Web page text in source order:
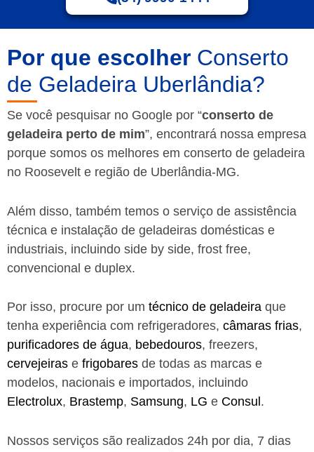
Por que escolher Conserto
de Geladeira Uberlândia?
Se você pesquisar no Google por “conserto de
geladeira perto de mim”, encontrará nossa empresa
porque somos os melhores em conserto de geladeira
no Roosevelt e região de Uberlândia-MG.
Além disso, também temos o serviço de assistência
técnica e instalação de geladeiras domésticas e
industriais, incluindo side by side, frost free,
convencional e duplex.
Por isso, procure por um técnico de geladeira que
tenha experiência com refrigeradores, câmaras frias,
purificadores de água, bebedouros, freezers,
cervejeiras e frigobares de todas as marcas e
modelos, nacionais e importados, incluindo
Electrolux, Brastemp, Samsung, LG e Consul .
Nossos serviços são realizados 24h por dia, 7 dias